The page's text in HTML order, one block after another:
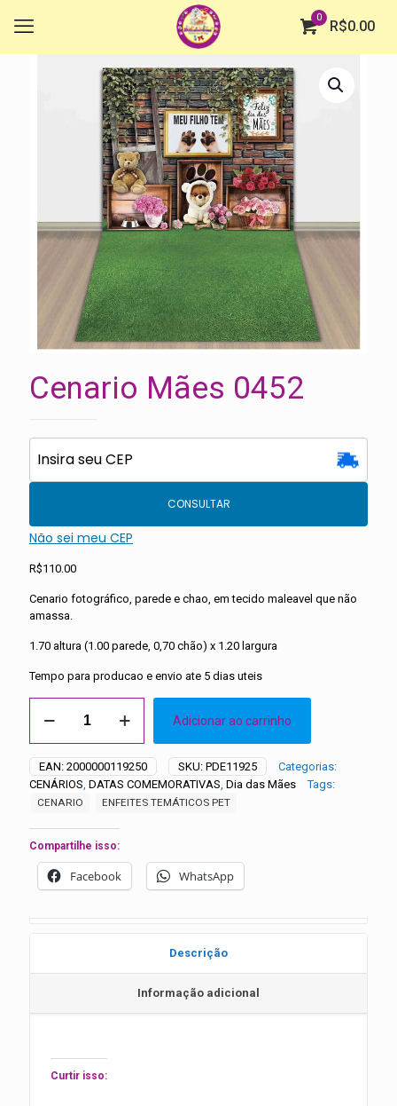
0
R$0.00
Cenario Mães 0452
CONSULTAR
Não sei meu CEP
R$110.00
Cenario fotográfico, parede e chao, em tecido maleavel que não
amassa.
1.70 altura (1.00 parede, 0,70 chão) x 1.20 largura
Tempo para producao e envio ate 5 dias uteis
Mães
quantidade
Adicionar ao carrinho
EAN: 2000000119250 SKU: PDE11925
Categorias:
CENÁRIOS DATAS COMEMORATIVAS Dia das Mães Tags:
CENARIO ENFEITES TEMÁTICOS PET
Compartilhe isso:
Facebook WhatsApp
Descrição
Informação adicional
Curtir isso: